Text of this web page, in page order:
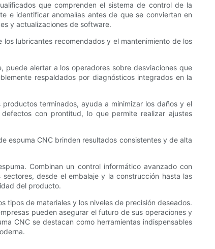
que comprenden el sistema de control de la
e identificar anomalías antes de que se conviertan en
y actualizaciones de software.
lubricantes recomendados y el mantenimiento de los
alertar a los operadores sobre desviaciones que
respaldados por diagnósticos integrados en la
terminados, ayuda a minimizar los daños y el
con prontitud, lo que permite realizar ajustes
espuma CNC brinden resultados consistentes y de alta
Combinan un control informático avanzado con
desde el embalaje y la construcción hasta las
del producto.
tipos de materiales y los niveles de precisión deseados.
pueden asegurar el futuro de sus operaciones y
CNC se destacan como herramientas indispensables